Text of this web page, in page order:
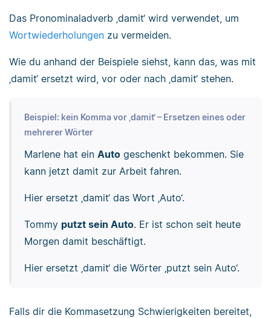
Das Pronominaladverb ‚damit‘ wird verwendet, um
Wortwiederholungen zu vermeiden.
Wie du anhand der Beispiele siehst, kann das, was mit
‚damit‘ ersetzt wird, vor oder nach ‚damit‘ stehen.
Beispiel: kein Komma vor ‚damit‘ – Ersetzen eines oder
mehrerer Wörter
Marlene hat ein Autogeschenkt bekommen. Sie
kann jetzt damit zur Arbeit fahren.
Hier ersetzt ‚damit‘ das Wort ‚Auto‘.
Tommy putzt sein Auto. Er ist schon seit heute
Morgen damit beschäftigt.
Hier ersetzt ‚damit‘ die Wörter ‚putzt sein Auto‘.
Falls dir die Kommasetzung Schwierigkeiten bereitet,